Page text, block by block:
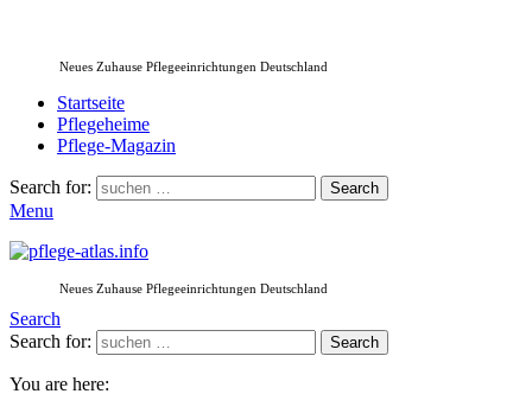
Neues Zuhause Pflegeeinrichtungen Deutschland
Startseite
Pflegeheime
Pflege-Magazin
Search for: Search
Menu
Neues Zuhause Pflegeeinrichtungen Deutschland
Search
Search for:
Search
You are here: